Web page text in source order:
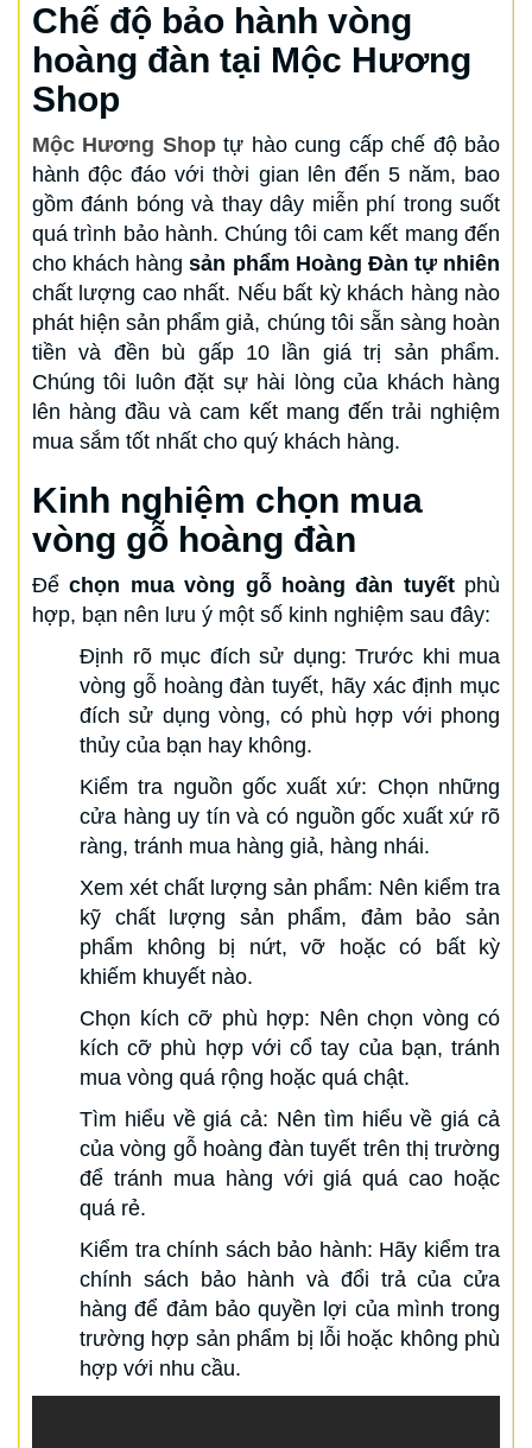
Chế độ bảo hành vòng
hoàng đàn tại Mộc Hương
Shop
Mộc Hương Shoptự hào cung cấp chế độ bảo
hành độc đáo với thời gian lên đến 5 năm, bao
gồm đánh bóng và thay dây miễn phí trong suốt
quá trình bảo hành. Chúng tôi cam kết mang đến
cho khách hàngsản phẩm Hoàng Đàn tự nhiên
chất lượng cao nhất. Nếu bất kỳ khách hàng nào
phát hiện sản phẩm giả, chúng tôi sẵn sàng hoàn
tiền và đền bù gấp 10 lần giá trị sản phẩm.
Chúng tôi luôn đặt sự hài lòng của khách hàng
lên hàng đầu và cam kết mang đến trải nghiệm
mua sắm tốt nhất cho quý khách hàng.
Kinh nghiệm chọn mua
vòng gỗ hoàng đàn
Đểchọn mua vòng gỗ hoàng đàn tuyếtphù
hợp, bạn nên lưu ý một số kinh nghiệm sau đây:
Định rõ mục đích sử dụng: Trước khi mua
vòng gỗ hoàng đàn tuyết, hãy xác định mục
đích sử dụng vòng, có phù hợp với phong
thủy của bạn hay không.
Kiểm tra nguồn gốc xuất xứ: Chọn những
cửa hàng uy tín và có nguồn gốc xuất xứ rõ
ràng, tránh mua hàng giả, hàng nhái.
Xem xét chất lượng sản phẩm: Nên kiểm tra
kỹ chất lượng sản phẩm, đảm bảo sản
phẩm không bị nứt, vỡ hoặc có bất kỳ
khiếm khuyết nào.
Chọn kích cỡ phù hợp: Nên chọn vòng có
kích cỡ phù hợp với cổ tay của bạn, tránh
mua vòng quá rộng hoặc quá chật.
Tìm hiểu về giá cả: Nên tìm hiểu về giá cả
của vòng gỗ hoàng đàn tuyết trên thị trường
để tránh mua hàng với giá quá cao hoặc
quá rẻ.
Kiểm tra chính sách bảo hành: Hãy kiểm tra
chính sách bảo hành và đổi trả của cửa
hàng để đảm bảo quyền lợi của mình trong
trường hợp sản phẩm bị lỗi hoặc không phù
hợp với nhu cầu.